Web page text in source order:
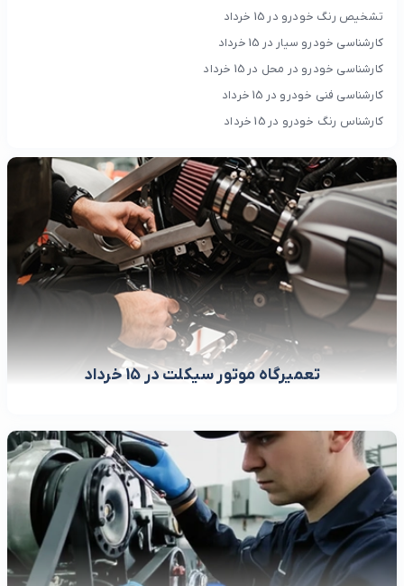
تشخیص رنگ خودرو در 15 خرداد
کارشناسی خودرو سیار در 15 خرداد
کارشناسی خودرو در محل در 15 خرداد
کارشناسی فنی خودرو در 15 خرداد
کارشناس رنگ خودرو در 15 خرداد
تعمیرگاه موتور سیکلت در 15 خرداد